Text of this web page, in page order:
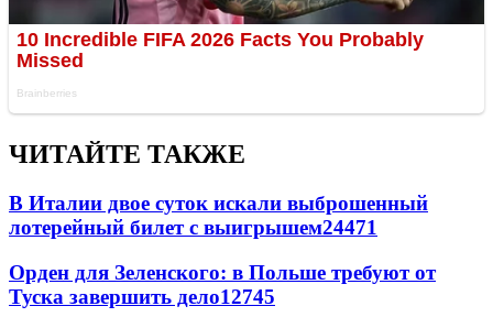
ЧИТАЙТЕ ТАКЖЕ
В Италии двое суток искали выброшенный
лотерейный билет с выигрышем24471
Орден для Зеленского: в Польше требуют от
Туска завершить дело12745